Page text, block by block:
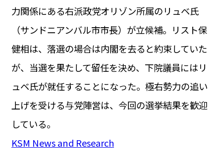
力関係にある右派政党オリゾン所属のリュベ氏
（サンドニアンバル市市長）が立候補。リスト保
健相は、落選の場合は内閣を去ると約束していた
が、当選を果たして留任を決め、下院議員にはリ
ュベ氏が就任することになった。極右勢力の追い
上げを受ける与党陣営は、今回の選挙結果を歓迎
している。
KSM News and Research